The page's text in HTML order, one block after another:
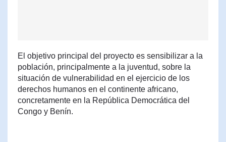
El objetivo principal del proyecto es sensibilizar a la
población, principalmente a la juventud, sobre la
situación de vulnerabilidad en el ejercicio de los
derechos humanos en el continente africano,
concretamente en la República Democrática del
Congo y Benín.